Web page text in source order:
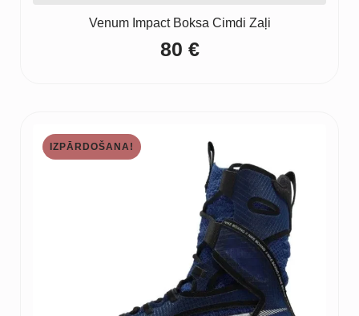
Venum Impact Boksa Cimdi Zaļi
80 €
IZPĀRDOŠANA!